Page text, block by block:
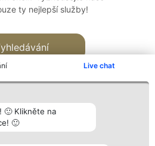
Live chat
🙂 Klikněte na
🙂
ty nejlepší služby!
Vítězové Kontakt